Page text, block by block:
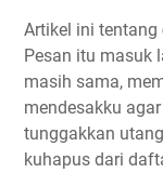
Artikel ini tentang
Pesan itu masuk
masih sama,
mendesakku
tunggakkan
kuhapus dari